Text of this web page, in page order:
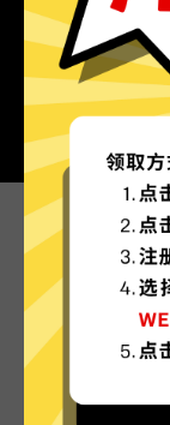
为
更多
Snap加